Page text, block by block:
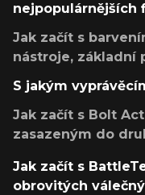
nejpopulárnějších
Jak začít s
nástroje, základní
S jakým
Jak začít s Bolt
zasazeným do
Jak začít s
obrovitých